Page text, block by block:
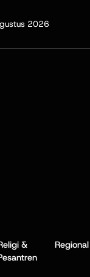
2026
&
Regional